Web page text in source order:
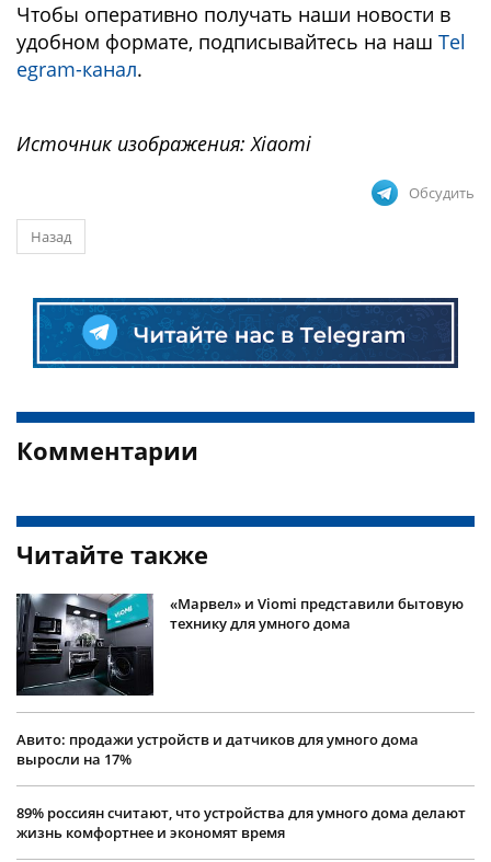
Чтобы оперативно получать наши новости в
удобном формате, подписывайтесь на наш Tel
egram-канал.
Источник изображения: Xiaomi
Обсудить
Назад
Комментарии
Читайте также
«Марвел» и Viomi представили бытовую
технику для умного дома
Авито: продажи устройств и датчиков для умного дома
выросли на 17%
89% россиян считают, что устройства для умного дома делают
жизнь комфортнее и экономят время